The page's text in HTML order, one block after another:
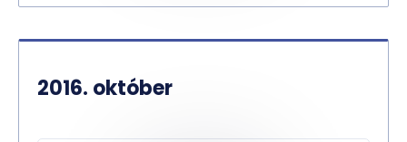
2016. október